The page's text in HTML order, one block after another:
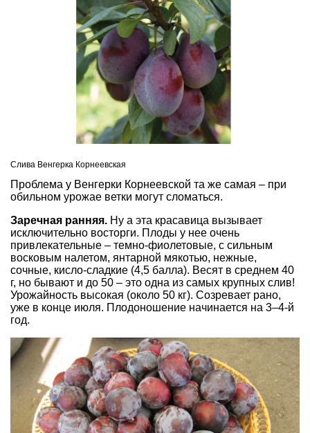
Слива Венгерка Корнеевская
Проблема у Венгерки Корнеевской та же самая – при
обильном урожае ветки могут сломаться.
Заречная ранняя. Ну а эта красавица вызывает
исключительно восторги. Плоды у нее очень
привлекательные – темно-фиолетовые, с сильным
восковым налетом, янтарной мякотью, нежные,
сочные, кисло-сладкие (4,5 балла). Весят в среднем 40
г, но бывают и до 50 – это одна из самых крупных слив!
Урожайность высокая (около 50 кг). Созревает рано,
уже в конце июля. Плодоношение начинается на 3–4-й
год.